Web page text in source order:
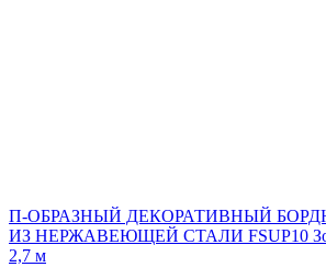
П-ОБРАЗНЫЙ ДЕКОРАТИВНЫЙ
ИЗ НЕРЖАВЕЮЩЕЙ СТАЛИ FSUP10
2,7 м